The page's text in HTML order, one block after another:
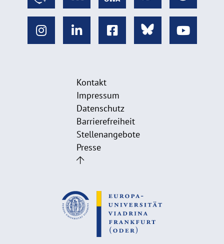
Kontakt
Impressum
Datenschutz
Barrierefreiheit
Stellenangebote
Presse